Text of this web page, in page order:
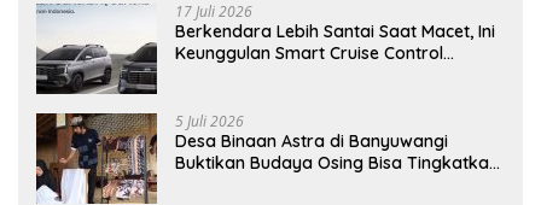
17 Juli 2026
Berkendara Lebih Santai Saat Macet, Ini
Keunggulan Smart Cruise Control
5 Juli 2026
Desa Binaan Astra di Banyuwangi
Buktikan Budaya Osing Bisa Tingkatkan